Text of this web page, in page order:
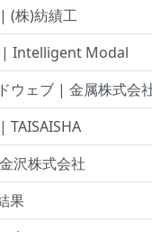
(株)紡績工
| Intelligent Modal
ウェブ | 金属株式会
TAISAISHA
沢株式会社
果